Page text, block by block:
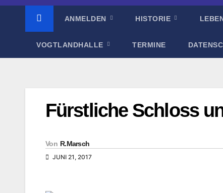
ANMELDEN HISTORIE
VOGTLANDHALLE TERMINE
Fürstliche Schloss
Von R.Marsch
JUNI 21, 2017